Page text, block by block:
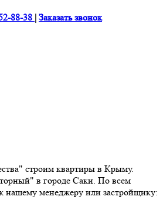
88-38 | Заказать звонок
строим квартиры в Крыму.
в городе Саки. По всем
нашему менеджеру или застройщику: